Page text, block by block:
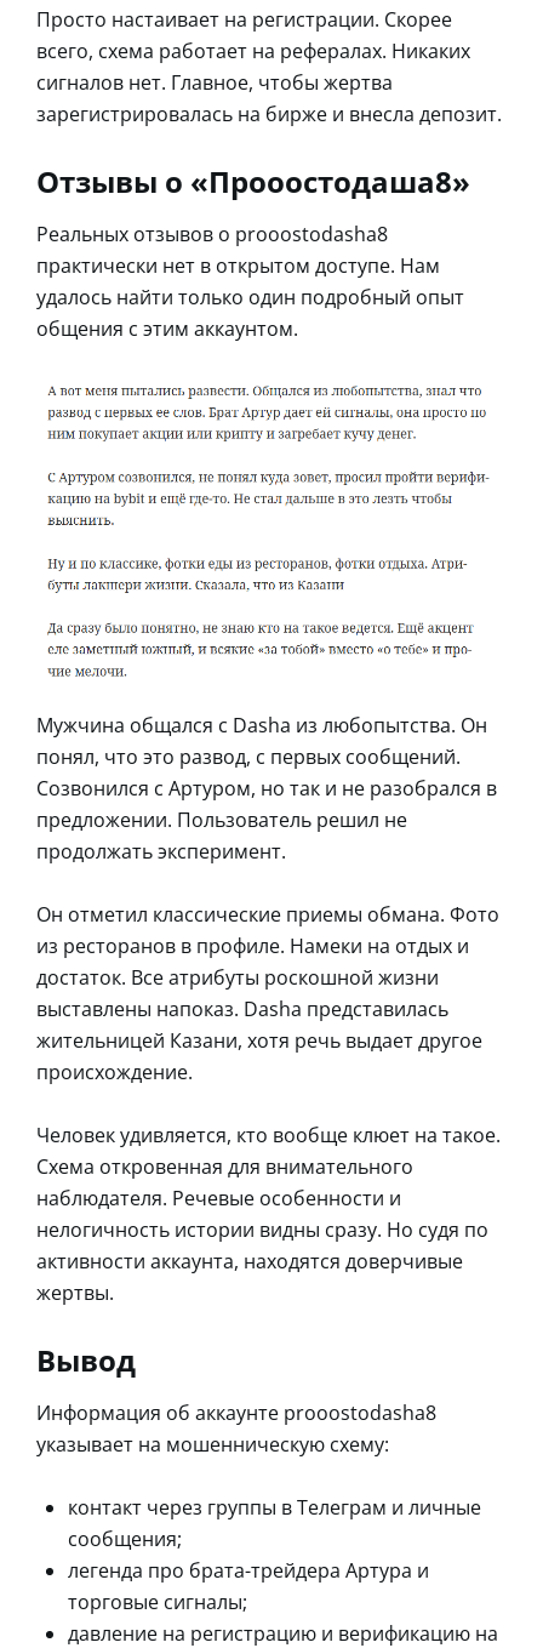
Просто настаивает на регистрации. Скорее
всего, схема работает на рефералах. Никаких
сигналов нет. Главное, чтобы жертва
зарегистрировалась на бирже и внесла депозит.
Отзывы о «Прооостодаша8»
Реальных отзывов о prooostodasha8
практически нет в открытом доступе. Нам
удалось найти только один подробный опыт
общения с этим аккаунтом.
Мужчина общался с Dasha из любопытства. Он
понял, что это развод, с первых сообщений.
Созвонился с Артуром, но так и не разобрался в
предложении. Пользователь решил не
продолжать эксперимент.
Он отметил классические приемы обмана. Фото
из ресторанов в профиле. Намеки на отдых и
достаток. Все атрибуты роскошной жизни
выставлены напоказ. Dasha представилась
жительницей Казани, хотя речь выдает другое
происхождение.
Человек удивляется, кто вообще клюет на такое.
Схема откровенная для внимательного
наблюдателя. Речевые особенности и
нелогичность истории видны сразу. Но судя по
активности аккаунта, находятся доверчивые
жертвы.
Вывод
Информация об аккаунте prooostodasha8
указывает на мошенническую схему:
контакт через группы в Телеграм и личные
сообщения;
легенда про брата-трейдера Артура и
торговые сигналы;
давление на регистрацию и верификацию на